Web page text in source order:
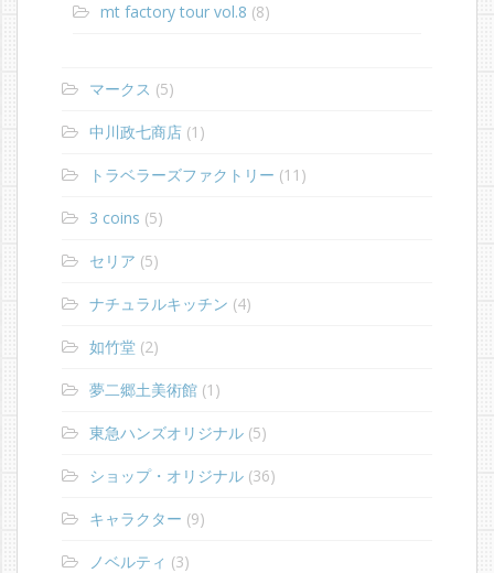
mt factory tour vol.8 (8)
マークス (5)
中川政七商店 (1)
トラベラーズファクトリー (11)
3 coins (5)
セリア (5)
ナチュラルキッチン (4)
如竹堂 (2)
夢二郷土美術館 (1)
東急ハンズオリジナル (5)
ショップ・オリジナル (36)
キャラクター (9)
ノベルティ (3)